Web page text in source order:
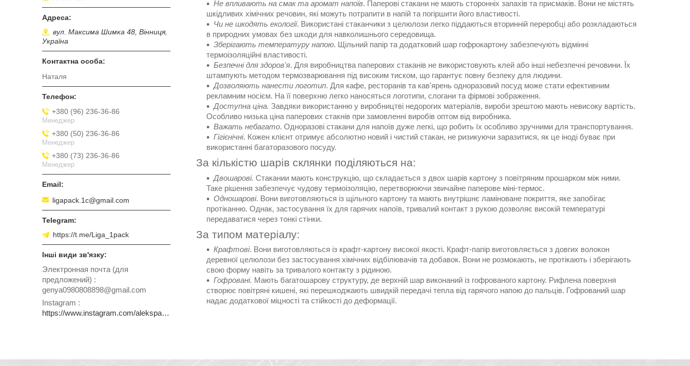
Не впливають на смак та аромат напоїв. Паперові стакани не мають сторонніх запахів та присмаків. Вони не містять
шкідливих хімічних речовин, які можуть потрапити в напій та погіршити його властивості.
Чи не шкодять екології. Використані стаканчики з целюлози легко піддаються вторинній переробці або розкладаються
в природних умовах без шкоди для навколишнього середовища.
Зберігають температуру напою. Щільний папір та додатковий шар гофрокартону забезпечують відмінні
термоізоляційні властивості.
Безпечні для здоров'я. Для виробництва паперових стаканів не використовують клей або інші небезпечні речовини. Їх
штампують методом термозварювання під високим тиском, що гарантує повну безпеку для людини.
Дозволяють нанести логотип. Для кафе, ресторанів та кав'ярень одноразовий посуд може стати ефективним
рекламним носієм. На її поверхню легко наносяться логотипи, слогани та фірмові зображення.
Доступна ціна. Завдяки використанню у виробництві недорогих матеріалів, вироби зрештою мають невисоку вартість.
Особливо низька ціна паперових стакнів при замовленні виробів оптом від виробника.
Важать небагато. Одноразові стакани для напоїв дуже легкі, що робить їх особливо зручними для транспортування.
Гігієнічні. Кожен клієнт отримує абсолютно новий і чистий стакан, не ризикуючи заразитися, як це іноді буває при
використанні багаторазового посуду.
За кількістю шарів склянки поділяються на:
Двошарові. Стакании мають конструкцію, що складається з двох шарів картону з повітряним прошарком між ними.
Таке рішення забезпечує чудову термоізоляцію, перетворюючи звичайне паперове міні-термос.
Одношарові. Вони виготовляються із щільного картону та мають внутрішнє ламіноване покриття, яке запобігає
протіканню. Однак, застосування їх для гарячих напоїв, тривалий контакт з рукою дозволяє високій температурі
передаватися через тонкі стінки.
За типом матеріалу:
Крафтові. Вони виготовляються із крафт-картону високої якості. Крафт-папір виготовляється з довгих волокон
деревної целюлози без застосування хімічних відбілювачів та добавок. Вони не розмокають, не протікають і зберігають
свою форму навіть за тривалого контакту з рідиною.
Гофровані. Мають багатошарову структуру, де верхній шар виконаний із гофрованого картону. Рифлена поверхня
створює повітряні кишені, які перешкоджають швидкій передачі тепла від гарячого напою до пальців. Гофрований шар
надає додаткової міцності та стійкості до деформації.
вул. Максима Шимка 48, Вінниця,
Україна
Наталя
+380 (96) 236-36-86
Менеджер
+380 (50) 236-36-86
Менеджер
+380 (73) 236-36-86
Менеджер
ligapack.1c@gmail.com
https://t.me/Liga_1pack
Электронная почта (для
предложений)
genya0980808898@gmail.com
Instagram
https://www.instagram.com/alekspack.ua